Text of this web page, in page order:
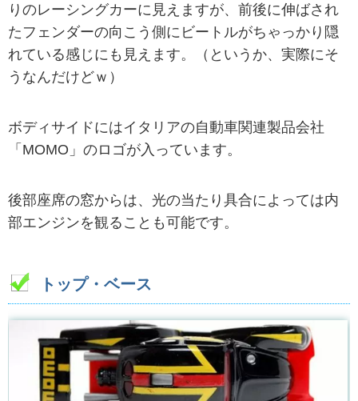
りのレーシングカーに見えますが、前後に伸ばされ
たフェンダーの向こう側にビートルがちゃっかり隠
れている感じにも見えます。（というか、実際にそ
うなんだけどｗ）
ボディサイドにはイタリアの自動車関連製品会社
「MOMO」のロゴが入っています。
後部座席の窓からは、光の当たり具合によっては内
部エンジンを観ることも可能です。
トップ・ベース